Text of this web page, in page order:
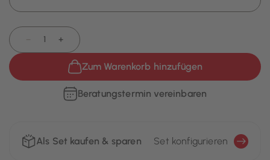
+
Zum Warenkorb hinzufügen
Beratungstermin vereinbaren
Als Set kaufen & sparen Set konfigurieren